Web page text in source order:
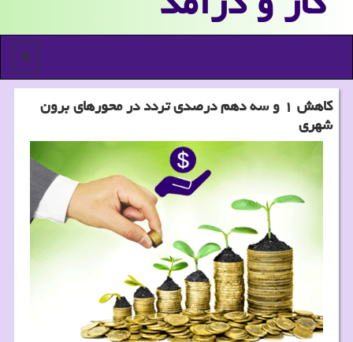
منو
كاهش ۱ و سه دهم درصدی تردد در محورهای برون
شهری